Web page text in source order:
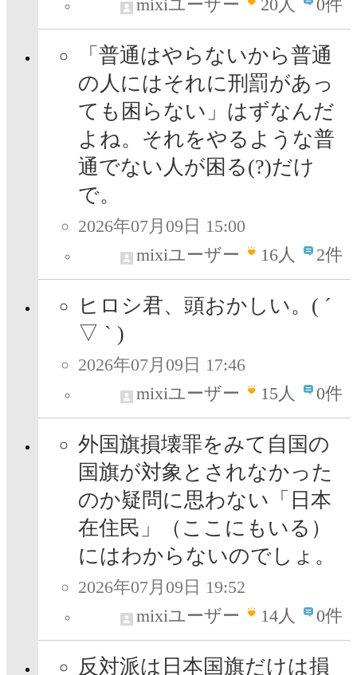
mixiユーザー
20人 0件
「普通はやらないから普通
の人にはそれに刑罰があっ
ても困らない」はずなんだ
よね。それをやるような普
通でない人が困る(?)だけ
で。
2026年07月09日 15:00
mixiユーザー
16人 2件
ヒロシ君、頭おかしい。( ´
▽ ` )
2026年07月09日 17:46
mixiユーザー
15人 0件
外国旗損壊罪をみて自国の
国旗が対象とされなかった
のか疑問に思わない「日本
在住民」（ここにもいる）
にはわからないのでしょ。
2026年07月09日 19:52
mixiユーザー
14人 0件
反対派は日本国旗だけは損